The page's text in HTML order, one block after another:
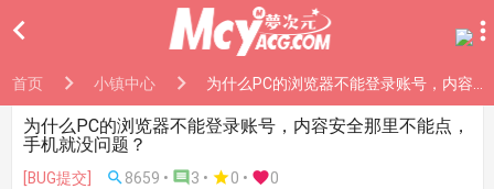

首页 小镇中心 为什么PC的浏览器不能登录账号，内容安全那里不能点，手机就没问题？
为什么PC的浏览器不能登录账号，内容安全那里不能点，
手机就没问题？
[BUG提交]  8659 •  3 • 0 • 0